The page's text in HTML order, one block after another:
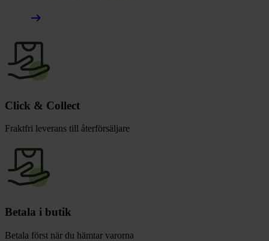
arrow_right_alt
Click & Collect
Fraktfri leverans till återförsäljare
Betala i butik
Betala först när du hämtar varorna